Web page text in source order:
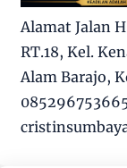
Alamat Jalan
RT.18, Kel.
Alam Barajo,